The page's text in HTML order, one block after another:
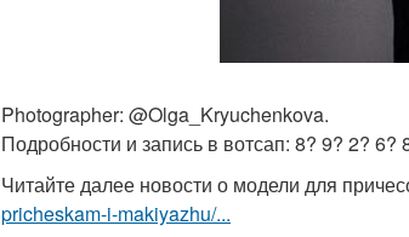
Photographer: @Olga_Kryuchenkova.
Подробности и запись в вотсап: 8? 9? 2? 6?
Читайте далее новости о модели для
pricheskam-i-makiyazhu/...